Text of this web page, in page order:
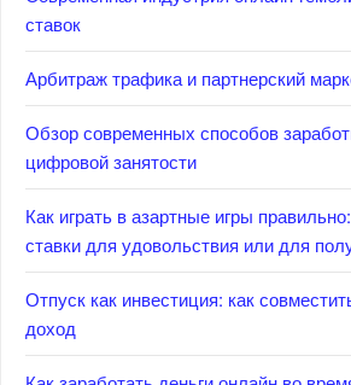
ставок
Арбитраж трафика и партнерский
Обзор современных способов
цифровой занятости
Как играть в азартные игры
ставки для удовольствия или для
Отпуск как инвестиция: как
доход